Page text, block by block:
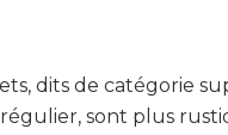
dits de catégorie
sont plus